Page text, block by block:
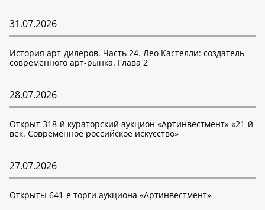
31.07.2026
История арт-дилеров. Часть 24. Лео Кастелли: создатель
современного арт-рынка. Глава 2
28.07.2026
Открыт 318-й кураторский аукцион «Артинвестмент» «21-й
век. Современное российское искусство»
27.07.2026
Открыты 641-е торги аукциона «Артинвестмент»